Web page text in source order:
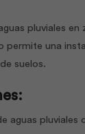
pluviales en
permite una
suelos.
aguas pluviales